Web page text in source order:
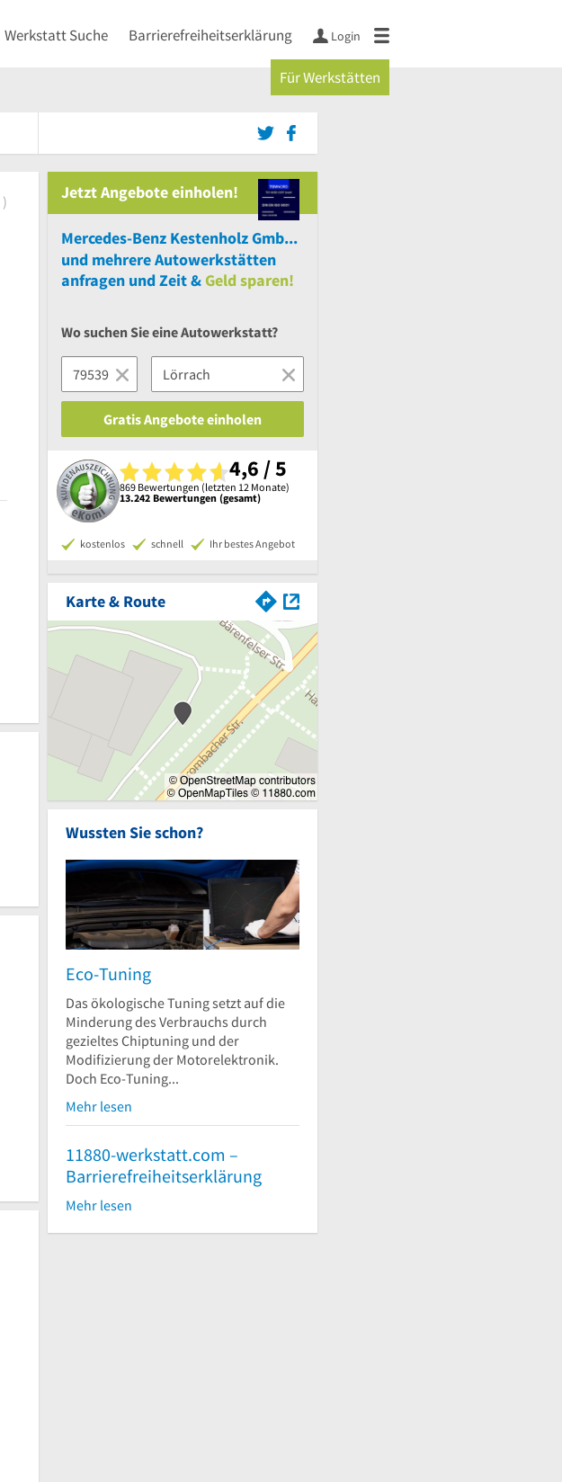
Werkstatt Suche Barrierefreiheitserklärung Login
Für Werkstätten
Jetzt Angebote einholen!
Mercedes-Benz Kestenholz GmbH Autohaus
und mehrereAutowerkstätten
anfragen und Zeit &Geld sparen!
Wo suchen Sie eine Autowerkstatt?
Gratis Angebote einholen
4,6 / 5
869 Bewertungen (letzten 12 Monate)
13.242 Bewertungen (gesamt)
kostenlos schnell Ihr bestes Angebot
Karte & Route
Wussten Sie schon?
Eco-Tuning
Das ökologische Tuning setzt auf die
Minderung des Verbrauchs durch
gezieltes Chiptuning und der
Modifizierung der Motorelektronik.
Doch Eco-Tuning...
Mehr lesen
11880-werkstatt.com –
Barrierefreiheitserklärung
Mehr lesen